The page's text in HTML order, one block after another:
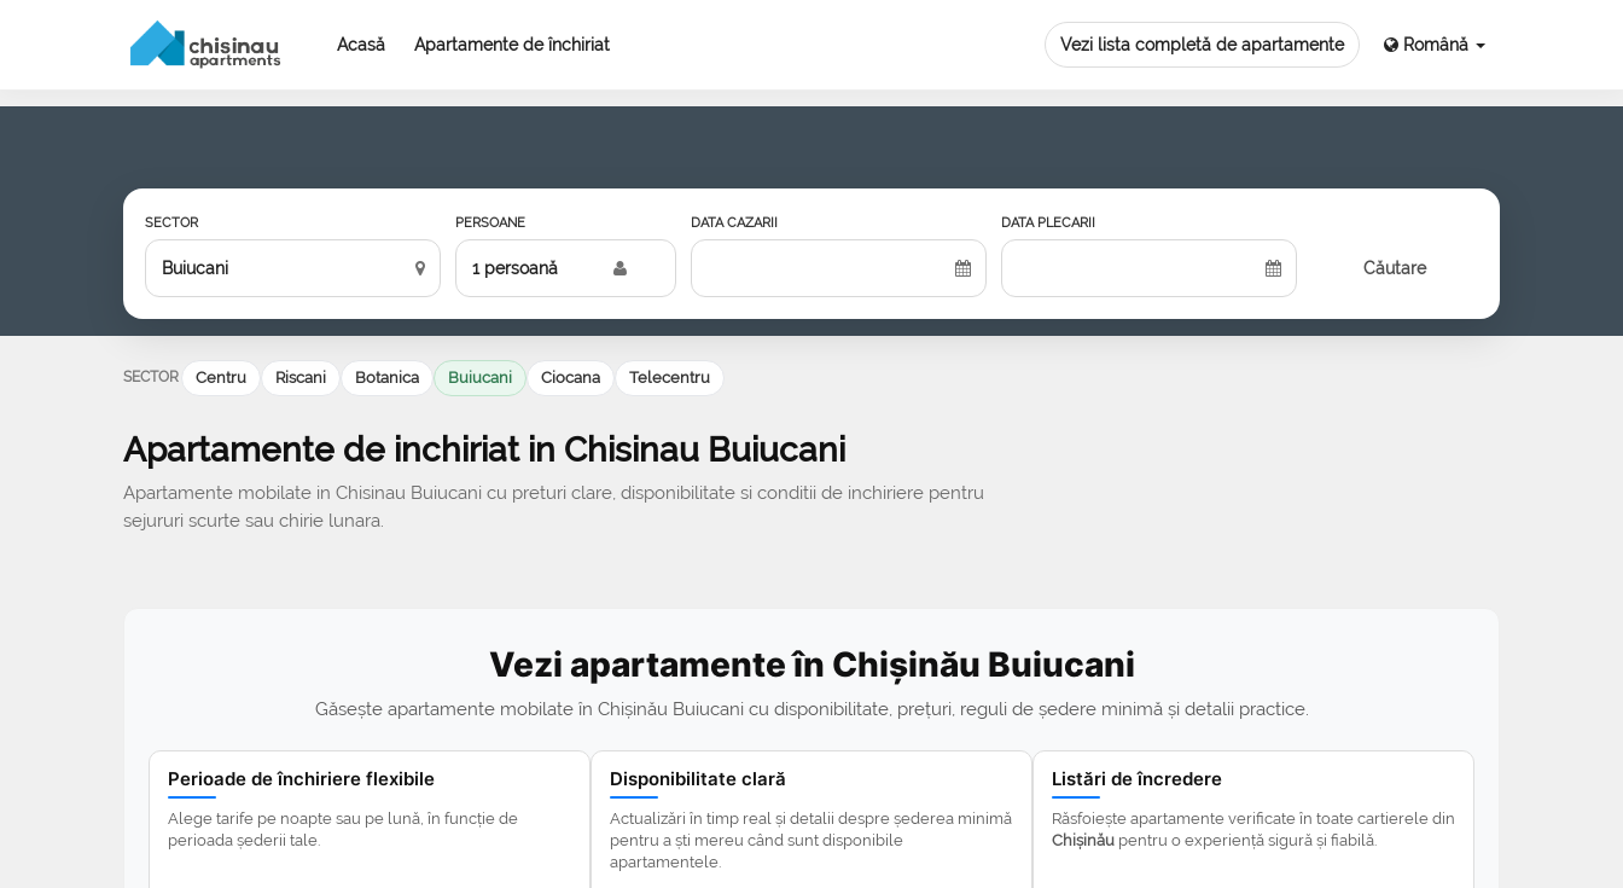
Acasă Apartamente de închiriat Vezi lista completă de apartamente Română
SECTOR PERSOANE
1 persoană
DATA CAZARII DATA PLECARII
Căutare
SECTOR Centru Riscani Botanica Buiucani Ciocana Telecentru
Apartamente de inchiriat in Chisinau Buiucani
Apartamente mobilate in Chisinau Buiucani cu preturi clare, disponibilitate si conditii de inchiriere pentru
sejururi scurte sau chirie lunara.
Vezi apartamente în Chișinău Buiucani
Găsește apartamente mobilate în Chișinău Buiucani cu disponibilitate, prețuri, reguli de ședere minimă și detalii practice.
Perioade de închiriere flexibile
Alege tarife pe noapte sau pe lună, în funcție de
perioada șederii tale.
Disponibilitate clară
Actualizări în timp real și detalii despre șederea minimă
pentru a ști mereu când sunt disponibile
apartamentele.
Listări de încredere
Răsfoiește apartamente verificate în toate cartierele din
Chișinău pentru o experiență sigură și fiabilă.